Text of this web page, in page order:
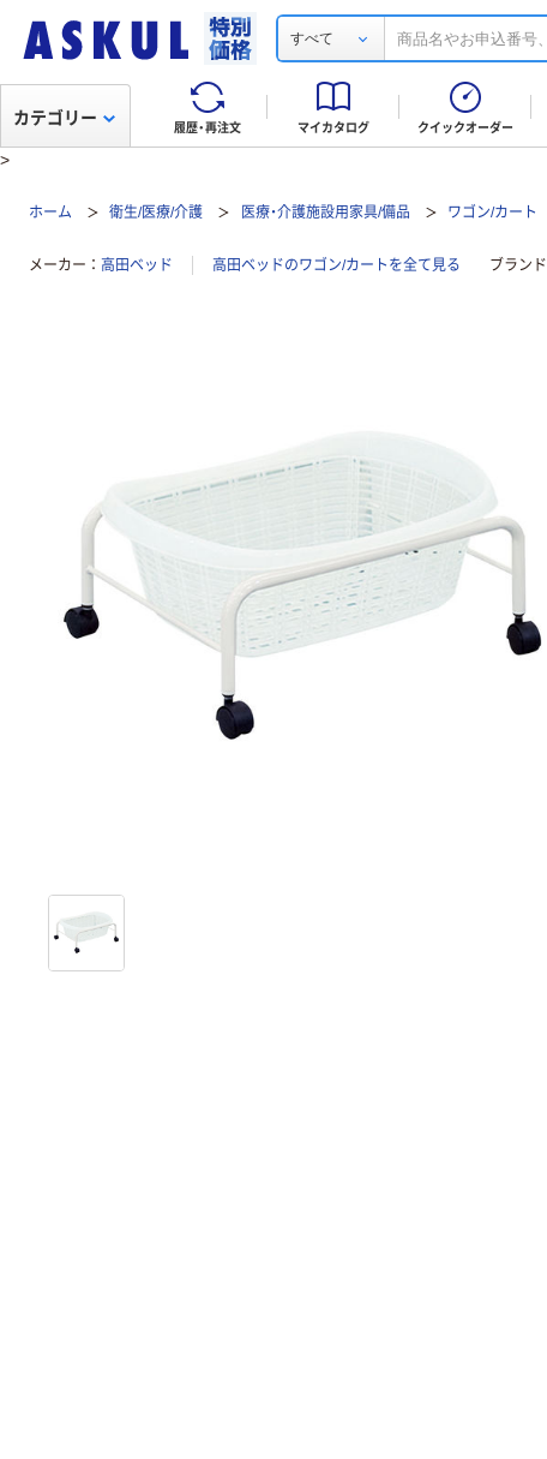
すべて
履歴・再注文 マイカタログ クイックオーダー
カテゴリー
>
ホーム 衛生/医療/介護 医療・介護施設用家具/備品 ワゴン/カート
メーカー 高田ベッド 高田ベッドのワゴン/カートを全て見る ブランド